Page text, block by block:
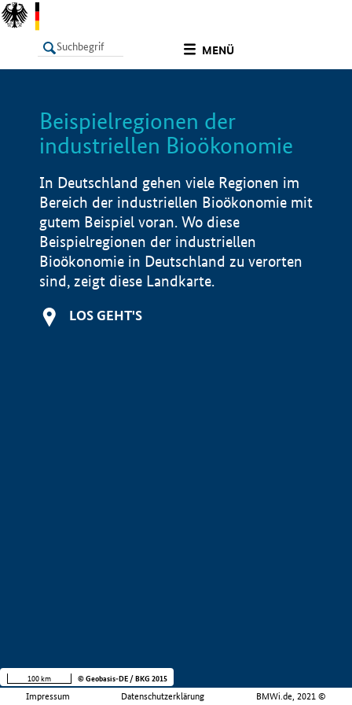
MENÜ
LISTE
Beispielregionen der
industriellen Bioökonomie
In Deutschland gehen viele Regionen im
Bereich der industriellen Bioökonomie mit
gutem Beispiel voran. Wo diese
Beispielregionen der industriellen
Bioökonomie in Deutschland zu verorten
sind, zeigt diese Landkarte.
LOS GEHT'S
Impressum Datenschutzerklärung BMWi.de, 2021 ©
100 km © Geobasis-DE / BKG 2015